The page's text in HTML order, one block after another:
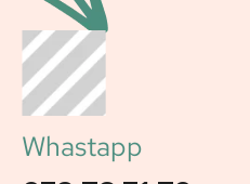
Whastapp